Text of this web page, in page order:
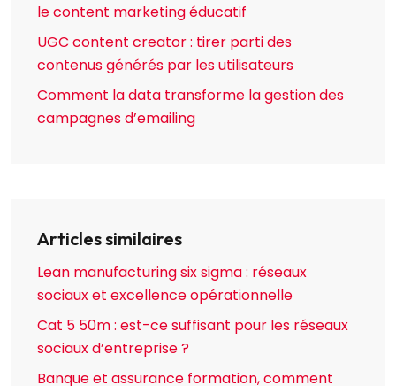
le content marketing éducatif
UGC content creator : tirer parti des
contenus générés par les utilisateurs
Comment la data transforme la gestion des
campagnes d’emailing
Articles similaires
Lean manufacturing six sigma : réseaux
sociaux et excellence opérationnelle
Cat 5 50m : est-ce suffisant pour les réseaux
sociaux d’entreprise ?
Banque et assurance formation, comment